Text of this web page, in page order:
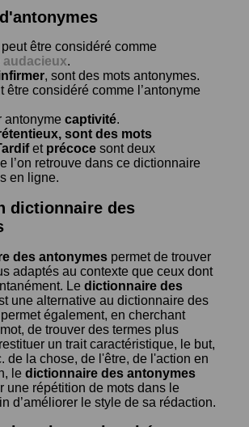
peut être considéré comme
audacieux.
, sont des mots antonymes.
être considéré comme l’antonyme
antonyme captivité.
, sont des mots
et précoce sont deux
l’on retrouve dans ce dictionnaire
en ligne.
dictionnaire des
des antonymes permet de trouver
adaptés au contexte que ceux dont
Le dictionnaire des
une alternative au dictionnaire des
également, en cherchant
mot, de trouver des termes plus
un trait caractéristique, le but,
de la chose, de l'être, de l'action en
le dictionnaire des antonymes
une répétition de mots dans le
d’améliorer le style de sa rédaction.